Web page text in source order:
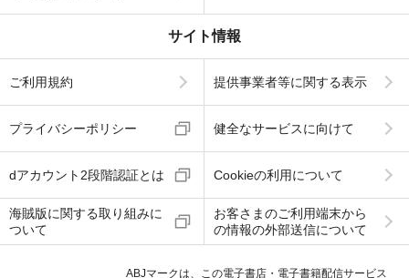
サイト情報
ご利用規約 提供事業者等に関する表示
プライバシーポリシー 健全なサービスに向けて
dアカウント2段階認証とは Cookieの利用について
海賊版に関する取り組みに
ついて
お客さまのご利用端末から
の情報の外部送信について
ABJマークは、この電子書店・電子書籍配信サービス